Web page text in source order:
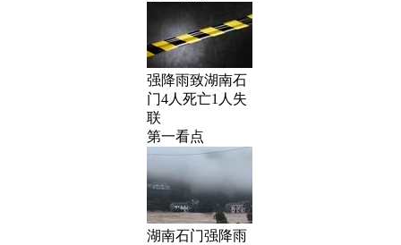
强降雨致湖南石
门4人死亡1人失
联
第一看点
湖南石门强降雨